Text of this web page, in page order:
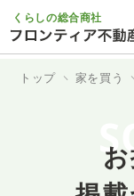
くらしの総合商社
トップ 家を買う